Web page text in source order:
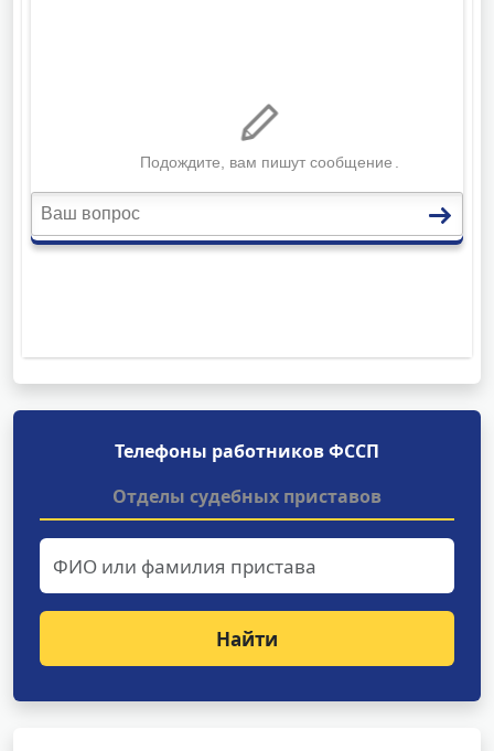
Телефоны работников ФССП
Отделы судебных приставов
Найти